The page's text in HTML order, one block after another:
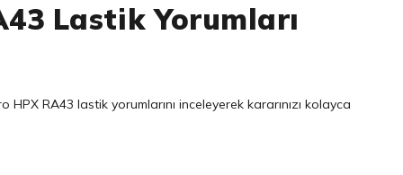
Lastik Yorumları
HPX RA43 lastik yorumlarını inceleyerek kararınızı kolayca